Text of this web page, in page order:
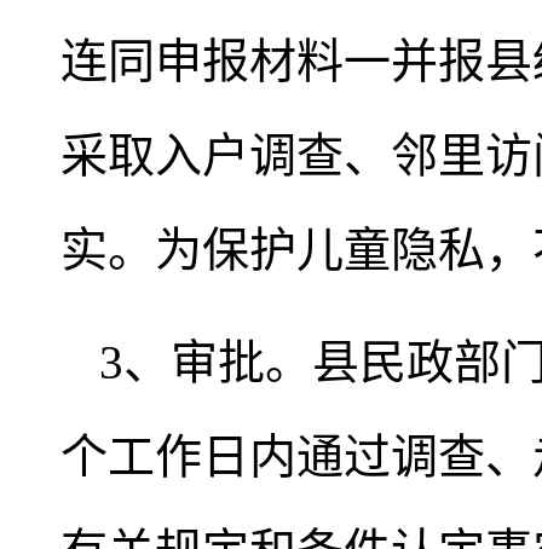
连同申报材料一并报
采取入户调查、邻里
实。为保护儿童隐私
3、审批。县民政部
个工作日内通过调查